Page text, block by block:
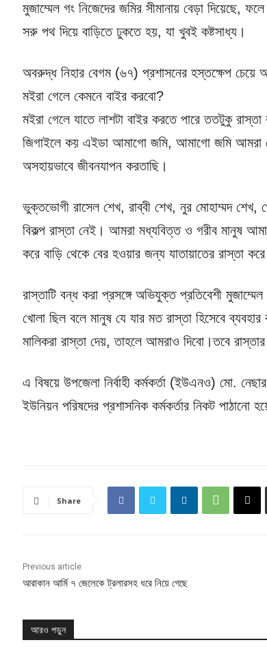
মুজাম্মেল গং নিজেদের জমির সীমানায় বেড়া দিয়েছে,
সরু পথ দিয়ে বাড়িতে ঢুকতে হয়, যা খুবই কষ্টসাধ্য।
অবরুদ্ধ নিহার বেগম (৬৭) প্রশাসনের হস্তক্ষেপ
মইরা গেলে কেমনে বাইর করবো?
মইরা গেলে যাতে লাশটা বাইর করতে পারে ততটুকু
জিগাইলে কয় এইডা আমাগো জমি, আমাগো জমি আমরা
অসহায়ভাবে জীবনযাপন করতাছি।
ভুক্তভোগী রাসেল শেখ, রাব্বী শেখ, নুর মোহাম্মদ
বিকল্প রাস্তা নেই। আমরা মধ্যবিত্ত ও গরীব মানুষ
করে বাড়ি থেকে বের হওয়ার জন্য যাতায়াতের রাস্তা
রাস্তাটি বন্ধ করা প্রসঙ্গে অভিযুক্ত প্রতিবেশী
খোলা ছিল বলে মানুষ যে যার মত রাস্তা হিসেবে
মালিকরা রাস্তা দেয়, তাহলে আমরাও দিবো।তবে
এ বিষয়ে উপজেলা নির্বাহী কর্মকর্তা (ইউএনও) মো.
ইউনিয়ন পরিষদের প্রশাসনিক কর্মকর্তার নিকট পাঠানো
Share
Previous article
আরাকান আর্মি ৭ জেলেকে ট্রলারসহ ধরে নিয়ে গেছে
আরও পড়ুন